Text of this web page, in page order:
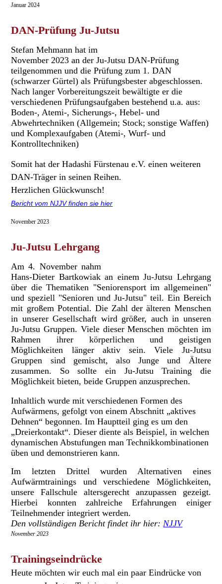
Januar 2024
DAN-Prüfung Ju-Jutsu
Stefan Mehmann hat im
November 2023 an der Ju-Jutsu DAN-Prüfung
teilgenommen und die Prüfung zum 1. DAN
(schwarzer Gürtel) als Prüfungsbester abgeschlossen.
Nach langer Vorbereitungszeit bewältigte er die
verschiedenen Prüfungsaufgaben bestehend u.a. aus:
Boden-, Atemi-, Sicherungs-, Hebel- und
Abwehrtechniken (Allgemein; Stock; sonstige Waffen)
und Komplexaufgaben (Atemi-, Wurf- und
Kontrolltechniken)
Somit hat der Hadashi Fürstenau e.V. einen weiteren
DAN-Träger in seinen Reihen.
Herzlichen Glückwunsch!
Bericht vom NJJV finden sie hier
November 2023
Ju-Jutsu Lehrgang
Am 4. November nahm
Hans-Dieter Bartkowiak an einem Ju-Jutsu Lehrgang
über die Thematiken "Seniorensport im allgemeinen"
und speziell "Senioren und Ju-Jutsu" teil. Ein Bereich
mit großem Potential. Die Zahl der älteren Menschen
in unserer Gesellschaft wird größer, auch in unseren
Ju-Jutsu Gruppen. Viele dieser Menschen möchten im
Rahmen ihrer körperlichen und geistigen
Möglichkeiten länger aktiv sein. Viele Ju-Jutsu
Gruppen sind gemischt, also Junge und Ältere
zusammen. So sollte ein Ju-Jutsu Training die
Möglichkeit bieten, beide Gruppen anzusprechen.
Inhaltlich wurde mit verschiedenen Formen des
Aufwärmens, gefolgt von einem Abschnitt „aktives
Dehnen“ begonnen. Im Hauptteil ging es um den
„Dreierkontakt“. Dieser diente als Beispiel, in welchen
dynamischen Abstufungen man Technikkombinationen
üben und demonstrieren kann.
Im letzten Drittel wurden Alternativen eines
Aufwärmtrainings und verschiedene Möglichkeiten,
unsere Fallschule altersgerecht anzupassen gezeigt.
Hierbei konnten zahlreiche Erfahrungen einiger
Teilnehmender integriert werden.
Den vollständigen Bericht findet ihr hier:NJJV
November 2023
Trainingseindrücke
Heute möchten wir euch mal ein paar Eindrücke von